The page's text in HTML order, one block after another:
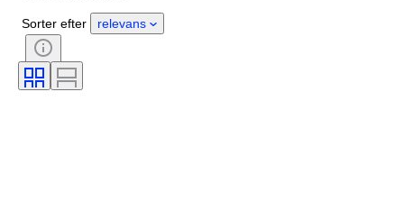
Certificering
Teknik
Signatur
Farve
Original/ kopi
Sorter efter relevans